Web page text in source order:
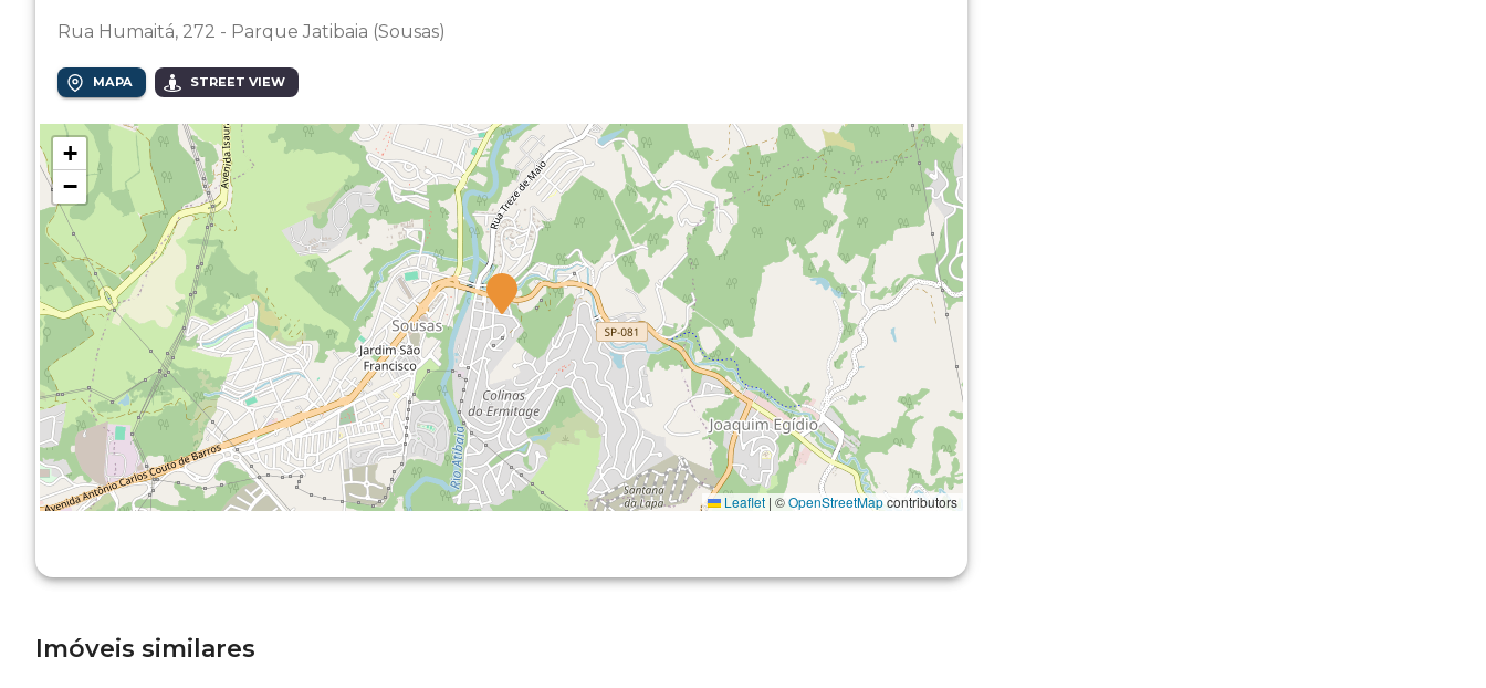
Rua Humaitá, 272 - Parque Jatibaia (Sousas)
MAPA STREET VIEW
+
−
Leaflet | ©OpenStreetMapcontributors
Imóveis similares